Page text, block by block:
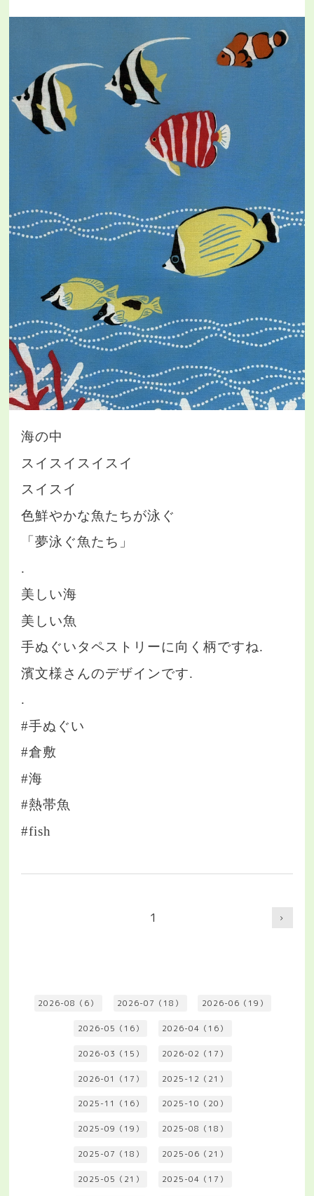
海の中
スイスイスイスイ
スイスイ
色鮮やかな魚たちが泳ぐ
「夢泳ぐ魚たち」
.
美しい海
美しい魚
手ぬぐいタペストリーに向く柄ですね.
濱文様さんのデザインです.
.
#手ぬぐい
#倉敷
#海
#熱帯魚
#fish
1
2026-08（6） 2026-07（18） 2026-06（19）
2026-05（16） 2026-04（16）
2026-03（15） 2026-02（17）
2026-01（17） 2025-12（21）
2025-11（16） 2025-10（20）
2025-09（19） 2025-08（18）
2025-07（18） 2025-06（21）
2025-05（21） 2025-04（17）